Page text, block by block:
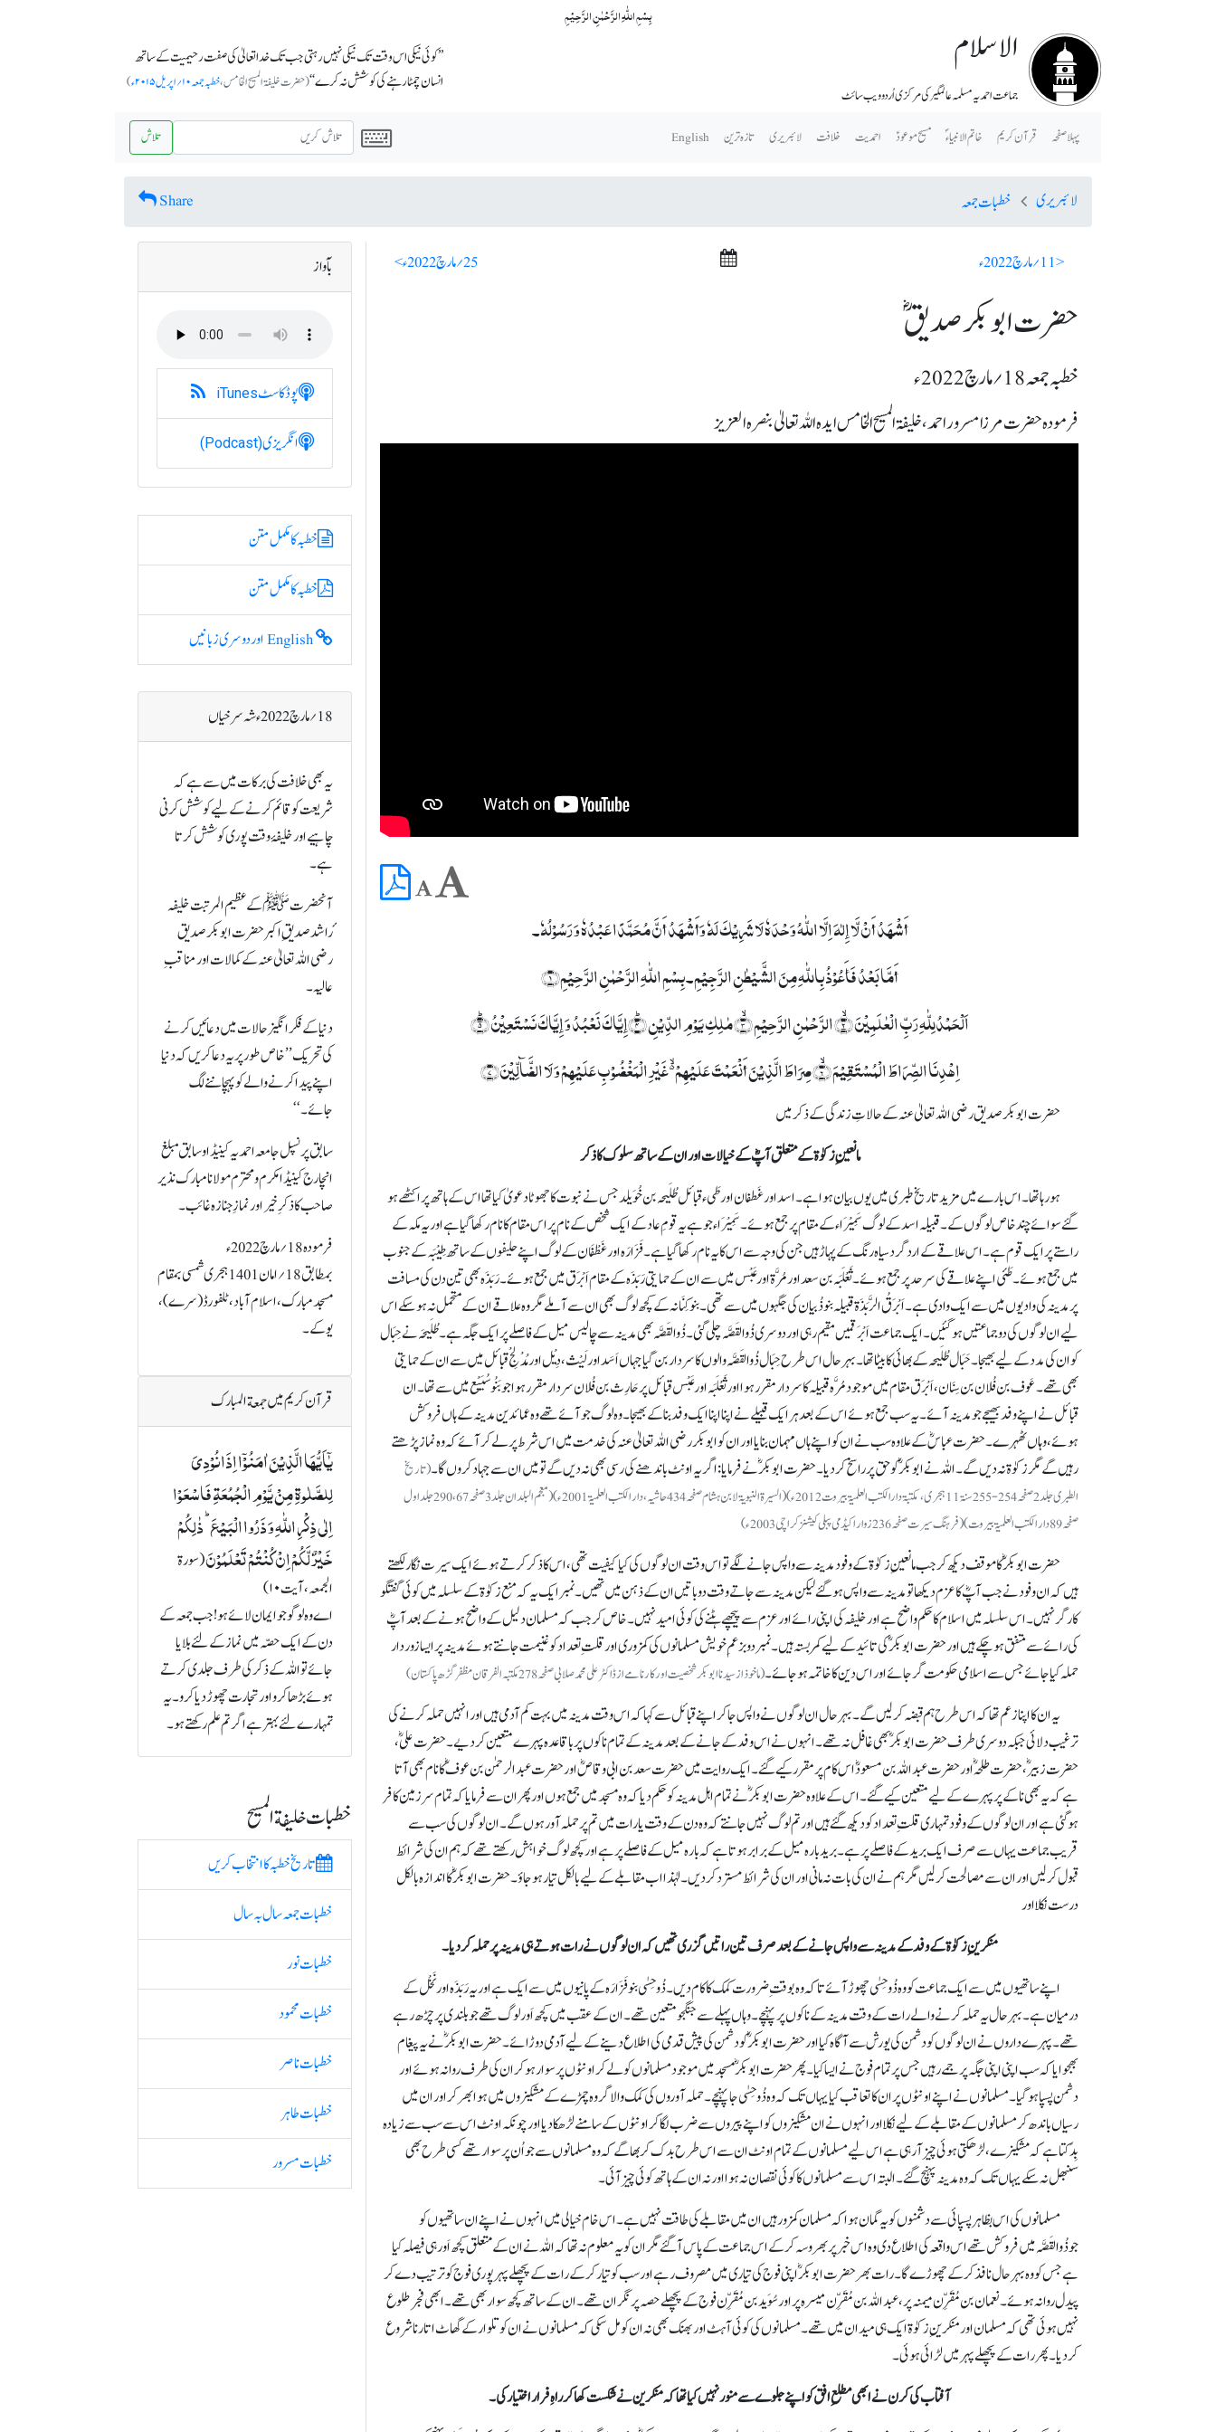
بِسۡمِ اللّٰہِ الرَّحۡمٰنِ الرَّحِیۡمِ
الاسلام
جماعت احمدیہ مسلمہ عالمگیر کی مرکزی اُردو ویب سائٹ
’’کوئی نیکی اس وقت تک نیکی نہیں رہتی جب تک خدا تعالیٰ کی صفت رحیمیت کے ساتھ
انسان چمٹا رہنے کی کوشش نہ کرے‘‘(حضرت خلیفالمسیح الخامس،خطبہ جمعہ ۱۰؍اپریل ۲۰۱۵ء )
پہلا صفحہ قرآن کریم خاتم الانبیاء ؐ مسیح موعودؑ احمدیت خلافت لائبریری تازہ ترین English تلاش
لائبریری خطبات جمعہ Share
< 11؍ مارچ 2022ء 25؍ مارچ 2022ء >
حضرت ابوبکر صدیقؓ
خطبہ جمعہ 18؍ مارچ 2022ء
فرمودہ حضرت مرزا مسرور احمد، خلیفۃ المسیح الخامس ایدہ اللہ تعالیٰ بنصرہ العزیز
أَشْھَدُ أَنْ لَّا إِلٰہَ اِلَّا اللّٰہُ وَحْدَہٗ لَا شَرِیْکَ لَہٗ وَأَشْھَدُ أَنَّ مُحَمَّدًا عَبْدُہٗ وَ رَسُوْلُہٗ۔
أَمَّا بَعْدُ فَأَعُوْذُ بِاللّٰہِ مِنَ الشَّیْطٰنِ الرَّجِیْمِ۔ بِسۡمِ اللّٰہِ الرَّحۡمٰنِ الرَّحِیۡمِ﴿۱﴾
اَلۡحَمۡدُلِلّٰہِ رَبِّ الۡعٰلَمِیۡنَ ۙ﴿۲﴾ الرَّحۡمٰنِ الرَّحِیۡمِ ۙ﴿۳﴾ مٰلِکِ یَوۡمِ الدِّیۡنِ ؕ﴿۴﴾إِیَّاکَ نَعۡبُدُ وَ إِیَّاکَ نَسۡتَعِیۡنُ ؕ﴿۵﴾
اِہۡدِنَا الصِّرَاطَ الۡمُسۡتَقِیۡمَ ۙ﴿۶﴾ صِرَاطَ الَّذِیۡنَ أَنۡعَمۡتَ عَلَیۡہِمۡ ۬ۙ غَیۡرِ الۡمَغۡضُوۡبِ عَلَیۡہِمۡ وَ لَا الضَّآلِّیۡنَ﴿۷﴾
حضرت ابوبکر صدیق رضی اللہ تعالیٰ عنہ کے حالاتِ زندگی کے ذکر میں
مانعینِ زکوٰۃ کے متعلق آپؓ کے خیالات اور ان کے ساتھ سلوک کا ذکر
ہو رہا تھا۔ اس بارے میں مزید تاریخ طبری میں یوں بیان ہوا ہے۔ اسد اور غَطفان اور طَیء قبائل طُلَیحہ بن خُوَیلد جس نے نبوت کا جھوٹا دعویٰ کیا تھا اس کے ہاتھ پر اکٹھے ہو
گئے سوائے چند خاص لوگوں کے۔ قبیلہ اسد کے لوگسَمِیْرَاءکے مقام پر جمع ہوئے۔سَمِیْرَاءجو ہے یہ قومِ عاد کے ایک شخص کے نام پر اس مقام کا نام رکھا گیا ہے اور یہ مکہ کے
راستے پر ایک قوم ہے۔ اس علاقے کے ارد گرد سیاہ رنگ کے پہاڑ ہیں جن کی وجہ سے اس کا یہ نام رکھا گیاہے۔فَزَارَہاورغَطْفَانکے لوگ اپنے حلیفوں کے ساتھ طِیْبَہ کے جنوب
میں جمع ہوئے۔ طَئی اپنے علاقے کی سرحد پر جمع ہوئے۔ثَعْلَبَہبن سعد اورمُرَّةاور عَبْس میں سے ان کے حمایتی رَبَذَہ کے مقاماَبْرَقمیں جمع ہوئے۔رَبَذَہ بھی تین دن کی مسافت
پر مدینہ کی وادیوں میں سے ایک وادی ہے۔ اَبْرَقُ الرَّبَذَۃ قبیلہ بنوذُبیان کی جگہوں میں سے تھی۔ بنوکِنَانہ کے کچھ لوگ بھی ان سے آ ملے مگر وہ علاقے ان کے متحمل نہ ہو سکے اس
لیے ان لوگوں کی دو جماعتیں ہوگئیں۔ ایک جماعت اَبْرَقمیں مقیم رہی اور دوسری ذُوالقَصَّہ چلی گئی۔ ذُوالقَصَّہ بھی مدینہ سے چالیس میل کے فاصلے پر ایک جگہ ہے۔ طُلَیحَہ نے حِبَال
کو ان کی مدد کے لیے بھیجا۔ حَبَال طُلَیحہ کے بھائی کا بیٹا تھا۔ بہرحال اس طرححِبَال ذُوالقَصَّہوالوں کا سردار بن گیا جہاں اَسَد اورلَیْث، دِیْل اورمُدْلِجْقبائل میں سے ان کے حمایتی
بھی تھے۔ عَوف بن فُلان بن سِنَان، اَبْرَق مقام میں موجود مُرَّہ قبیلہ کا سردار مقرر ہوا اور ثَعْلَبَہ اور عَبْس قبائل پر حَارِث بن فُلان سردار مقرر ہوا جوبَنُوسُبَیْعمیں سے تھا۔ ان
قبائل نے اپنے وفد بھیجے جو مدینہ آئے۔ یہ سب جمع ہوئے اس کے بعد ہر ایک قبیلے نے اپنا اپنا ایک وفد بنا کے بھیجا۔ وہ لوگ جو آئے تھے وہ عمائدین مدینہ کے ہاں فروکش
ہوئے، وہاں ٹھہرے۔ حضرت عباسؓ کے علاوہ سب نے ان کو اپنے ہاں مہمان بنایا اور ان کو ابوبکر رضی اللہ تعالیٰ عنہ کی خدمت میں اس شرط پر لے کر آئے کہ وہ نماز پڑھتے
رہیں گے مگر زکوٰۃ نہ دیں گے۔ اللہ نے ابوبکرؓ کو حق پر راسخ کر دیا۔ حضرت ابوبکرؓ نے فرمایا: اگر یہ اونٹ باندھنے کی رسی بھی نہ دیں گے تو میں ان سے جہاد کروں گا۔(تاریخ
الطبری جلد 2 صفحہ 254-255 سنۃ 11 ہجری، مکتبۃ دارالکتب العلمیۃ بیروت 2012ء)(السیرۃ النبویۃ لابن ہشام صفحہ434 حاشیہ، دار الکتب العلمیۃ 2001ء) (معجم البلدان جلد3صفحہ290،67 جلد اول
صفحہ 89 دار الکتب العلمیۃ بیروت) (فرہنگ سیرت صفحہ 236زوار اکیڈمی پبلی کیشنز کراچی 2003ء)
حضرت ابوبکرؓ کا موقف دیکھ کر جب مانعینِ زکوٰۃ کےوفودمدینہ سے واپس جانے لگے تو اس وقت ان لوگوں کی کیا کیفیت تھی، اس کا ذکر کرتے ہوئے ایک سیرت نگار لکھتے
ہیں کہ ان وفود نے جب آپؓ کا عزم دیکھا تو مدینہ سے واپس ہو گئے لیکن مدینہ سے جاتے وقت دو باتیں ان کے ذہن میں تھیں۔ نمبر ایک یہ کہ منع زکوٰۃ کے سلسلہ میں کوئی گفتگو
کارگر نہیں۔ اس سلسلہ میں اسلام کا حکم واضح ہے اور خلیفہ کی اپنی رائے اور عزم سے پیچھے ہٹنے کی کوئی امید نہیں۔ خاص کر جب کہ مسلمان دلیل کے واضح ہونے کے بعد آپؓ
کی رائے سے متفق ہو چکے ہیں اور حضرت ابوبکرؓ کی تائید کے لیے کمربستہ ہیں۔ نمبر دو بزعمِ خویش مسلمانوں کی کمزوری اور قلتِ تعداد کو غنیمت جانتے ہوئے مدینہ پر ایسا زور دار
حملہ کیا جائے جس سے اسلامی حکومت گر جائے اور اس دین کا خاتمہ ہو جائے۔(ماخوذ از سیدناابوبکر شخصیت اور کارنامے از ڈاکٹر علی محمد صلابی صفحہ278مکتبہ الفرقان مظفرگڑھ پاکستان)
یہ ان کا اپنا زعم تھا کہ اس طرح ہم قبضہ کر لیں گے۔ بہرحال ان لوگوں نے واپس جا کر اپنے قبائل سے کہا کہ اس وقت مدینہ میں بہت کم آدمی ہیں اور انہیں حملہ کرنے کی
ترغیب دلائی جبکہ دوسری طرف حضرت ابوبکرؓ بھی غافل نہ تھے۔ انہوں نے اس وفد کے جانے کے بعد مدینہ کے تمام ناکوں پر باقاعدہ پہرے متعین کر دیے۔ حضرت علیؓ،
حضرت زبیرؓ، حضرت طلحہؓ اور حضرت عبداللہ بن مسعودؓ اس کام پر مقرر کیے گئے۔ ایک روایت میں حضرت سعد بن ابی وقاصؓ اور حضرت عبدالرحمٰن بن عوف ؓکا نام بھی آتا
ہے کہ یہ بھی ناکے پر پہرے کے لیے متعین کیے گئے۔ اس کے علاوہ حضرت ابوبکرؓ نے تمام اہل مدینہ کو حکم دیا کہ وہ مسجد میں جمع ہوں اور پھر ان سے فرمایا کہ تمام سر زمین کافر
ہو گئی ہے اور ان لوگوں کے وفود تمہاری قلتِ تعداد کو دیکھ گئے ہیں اور تم لوگ نہیں جانتے کہ وہ دن کے وقت یا رات میں تم پر حملہ آور ہوں گے۔ ان لوگوں کی سب سے
قریب جماعت یہاں سے صرف ایک برید کے فاصلے پر ہے۔ برید بارہ میل کے برابر ہوتا ہے کہ بارہ میل کے فاصلے پر ہے اور کچھ لوگ خواہش رکھتے تھے کہ ہم ان کی شرائط
قبول کر لیں اور ان سے مصالحت کر لیں مگر ہم نے ان کی بات نہ مانی اور ان کی شرائط مسترد کر دیں۔ لہٰذا اب مقابلے کے لیے بالکل تیار ہو جاؤ۔ حضرت ابوبکرؓ کا اندازہ بالکل
درست نکلا اور
منکرینِ زکوٰۃ کے وفد کے مدینہ سے واپس جانے کے بعد صرف تین راتیں گزری تھیں کہ ان لوگوں نے رات ہوتے ہی مدینہ پر حملہ کردیا۔
اپنے ساتھیوں میں سے ایک جماعت کو وہذُوحِسٰیچھوڑ آئے تا کہ وہ بوقتِ ضرورت کمک کا کام دیں۔ذُوحِسٰیبنو فَزَارَہ کے پانیوں میں سے ایک ہے اور یہ رَبَذَہ اورنَخْلکے
درمیان ہے۔ بہرحال یہ حملہ کرنے والے رات کے وقت مدینہ کے ناکوں پر پہنچے۔ وہاں پہلے سے جنگجو متعین تھے۔ ان کے عقب میں کچھ اَور لوگ تھے جو بلندی پر چڑھ رہے
تھے۔ پہرے داروں نے ان لوگوں کو دشمن کی یورش سے آگاہ کیا اور حضرت ابوبکرؓ کو دشمن کی پیش قدمی کی اطلاع دینے کے لیے آدمی دوڑائے۔ حضرت ابوبکرؓ نے یہ پیغام
بھجوایا کہ سب اپنی اپنی جگہ پر جمے رہیں جس پر تمام فوج نے ایسا کیا۔ پھر حضرت ابوبکرؓ مسجد میں موجود مسلمانوں کو لے کر اونٹوں پر سوار ہو کر ان کی طرف روانہ ہوئے اور
دشمن پسپا ہو گیا۔ مسلمانوں نے اپنے اونٹوں پر ان کا تعاقب کیا یہاں تک کہ وہذُوحِسٰیجا پہنچے۔ حملہ آوروں کی کمک والا گروہ چمڑے کے مشکیزوں میں ہوا بھر کر اور ان میں
رسیاں باندھ کر مسلمانوں کے مقابلے کے لیے نکلا اور انہوں نے ان مشکیزوں کو اپنے پیروں سے ضرب لگا کر اونٹوں کے سامنے لڑھکا دیا اور چونکہ اونٹ اس سے سب سے زیادہ
بِدَکتا ہے کہ مشکیزے، لڑھکتی ہوئی چیز آ رہی ہے اس لیے مسلمانوں کے تمام اونٹ ان سے اس طرح بدک کر بھاگے کہ وہ مسلمانوں سے جو اُن پر سوار تھے کسی طرح بھی
سنبھل نہ سکے یہاں تک کہ وہ مدینہ پہنچ گئے۔ البتہ اس سے مسلمانوں کا کوئی نقصان نہ ہوا اور نہ ان کے ہاتھ کوئی چیز آئی۔
مسلمانوں کی اس بظاہر پسپائی سے دشمنوں کو یہ گمان ہوا کہ مسلمان کمزور ہیں ان میں مقابلے کی طاقت نہیں ہے۔ اس خام خیالی میں انہوں نے اپنے ان ساتھیوں کو
جوذُوالقَصَّہمیں فروکش تھے اس واقعہ کی اطلاع دی وہ اس خبر پر بھروسہ کر کے اس جماعت کے پاس آ گئے مگر ان کو یہ معلوم نہ تھا کہ اللہ نے ان کے متعلق کچھ اَور ہی فیصلہ کیا
ہے جس کو وہ بہرحال نافذ کر کے چھوڑے گا۔ رات بھر حضرت ابوبکرؓ اپنی فوج کی تیاری میں مصروف رہے اور سب کو تیار کر کے رات کے پچھلے پہر پوری فوج کو ترتیب دے کر
پیدل روانہ ہوئے۔نعمان بن مُقَرِّنمیمنہ پر، عبداللہ بنمُقَرِّنمیسرہ پر اور سُوَید بنمُقَرِّنفوج کے پچھلے حصہ پر نگران تھے۔ ان کے ساتھ کچھ سوار بھی تھے۔ابھی فجر طلوع
نہیں ہوئی تھی کہ مسلمان اور منکرینِ زکوٰۃ ایک ہی میدان میں تھے۔ مسلمانوں کی کوئی آہٹ اور بھنک بھی نہ ان کو مل سکی کہ مسلمانوں نے ان کو تلوار کے گھاٹ اتارنا شروع
کر دیا۔ پھر رات کے پچھلے پہر میں لڑائی ہوئی۔
آفتاب کی کرن نے ابھی مطلعِ افق کو اپنے جلوے سے منور نہیں کیا تھا کہ منکرین نے شکست کھا کر راہِ فرار اختیار کی۔
بآواز
پوڈکاسٹiTunes
انگریزی(Podcast)
خطبہ کا مکمل متن
خطبہ کا مکمل متن
English اور دوسری زبانیں
18؍ مارچ 2022ء شہ سرخیاں
یہ بھی خلافت کی برکات میں سے ہے کہ
شریعت کو قائم کرنے کے لیے کوشش کرنی
چاہیے اور خلیفۂ وقت پوری کوشش کرتا
ہے۔
آنحضرتﷺ کے عظیم المرتبت خلیفہ
ٔراشد صدیقِ اکبرحضرت ابوبکر صدیق
رضی اللہ تعالیٰ عنہ کے کمالات اور مناقبِ
عالیہ۔
دنیا کے فکرانگیز حالات میں دعائیں کرنے
کی تحریک’’خاص طور پر یہ دعا کریں کہ دنیا
اپنے پیدا کرنے والے کو پہچاننے لگ
جائے۔‘‘
سابق پرنسپل جامعہ احمدیہ کینیڈا و سابق مبلغ
انچارج کینیڈا مکرم و محترم مولانا مبارک نذیر
صاحب کا ذکر ِخیراور نمازِ جنازہ غائب۔
فرمودہ 18؍مارچ2022ء
بمطابق 18؍امان 1401 ہجری شمسی بمقام
مسجد مبارک،اسلام آباد،ٹلفورڈ (سرے)،
یو کے۔
قرآن کریم میں جمعة المبارک
یٰۤاَیُّہَا الَّذِیۡنَ اٰمَنُوۡۤا اِذَا نُوۡدِیَ
لِلصَّلٰوۃِ مِنۡ یَّوۡمِ الۡجُمُعَۃِ فَاسۡعَوۡا
اِلٰی ذِکۡرِ اللّٰہِ وَ ذَرُوا الۡبَیۡعَ ؕ ذٰلِکُمۡ
خَیۡرٌ لَّکُمۡ اِنۡ کُنۡتُمۡ تَعۡلَمُوۡنَ(سورة
الجمعہ، آیت ۱۰)
اے وہ لوگو جو ایمان لائے ہو! جب جمعہ کے
دن کے ایک حصّہ میں نماز کے لئے بلایا
جائے تو اللہ کے ذکر کی طرف جلدی کرتے
ہوئے بڑھا کرو اور تجارت چھوڑ دیا کرو۔ یہ
تمہارے لئے بہتر ہے اگر تم علم رکھتے ہو۔
خطبات خلیفة المسیح
تاریخ خطبہ کا انتخاب کریں
خطبات جمعہ سال بہ سال
خطبات نور
خطبات محمود
خطبات ناصر
خطبات طاہر
خطبات مسرور